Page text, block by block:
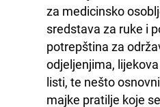
za medicinsko
sredstava za ruke i
potrepština za
odjeljenjima,
listi, te nešto
majke pratilje koje